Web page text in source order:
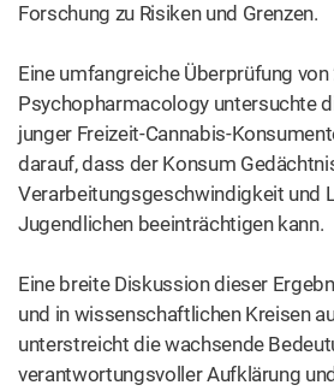
Forschung zu Risiken und Grenzen.
Eine umfangreiche Überprüfung
Psychopharmacology untersuchte
junger Freizeit-Cannabis-
darauf, dass der Konsum
Verarbeitungsgeschwindigkeit und
Jugendlichen beeinträchtigen kann.
Eine breite Diskussion dieser
und in wissenschaftlichen Kreisen
unterstreicht die wachsende
verantwortungsvoller Aufklärung